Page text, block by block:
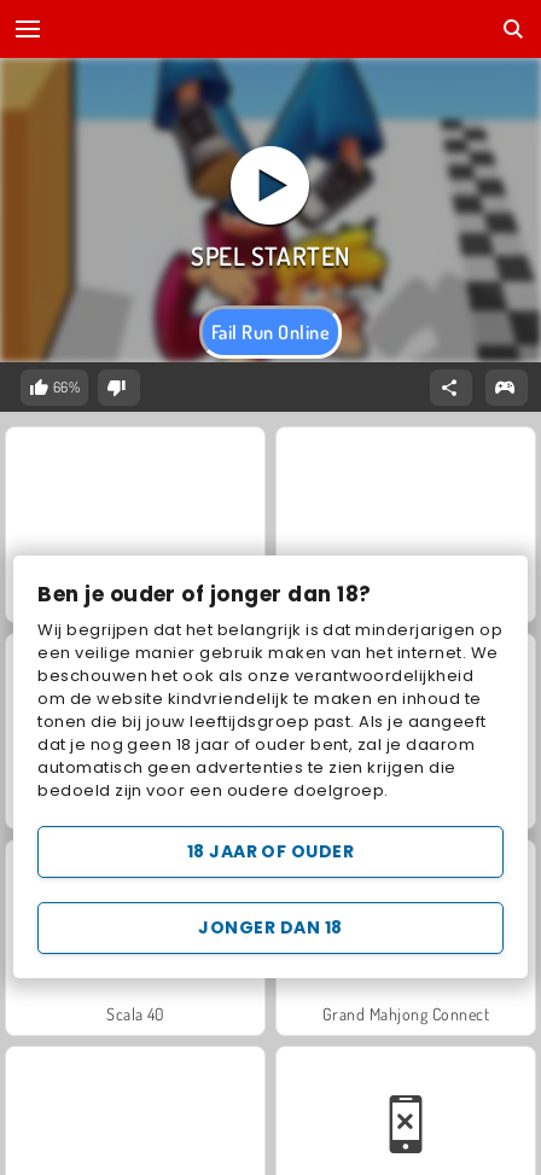
Ben je ouder of jonger dan 18?
Wij begrijpen dat het belangrijk is dat minderjarigen op
een veilige manier gebruik maken van het internet. We
beschouwen het ook als onze verantwoordelijkheid
om de website kindvriendelijk te maken en inhoud te
tonen die bij jouw leeftijdsgroep past. Als je aangeeft
dat je nog geen 18 jaar of ouder bent, zal je daarom
automatisch geen advertenties te zien krijgen die
bedoeld zijn voor een oudere doelgroep.
JONGER DAN 18
18 JAAR OF OUDER
Fail Run Online
66%
Juice Merge Jewel Garden Story
Scala 40 Grand Mahjong Connect